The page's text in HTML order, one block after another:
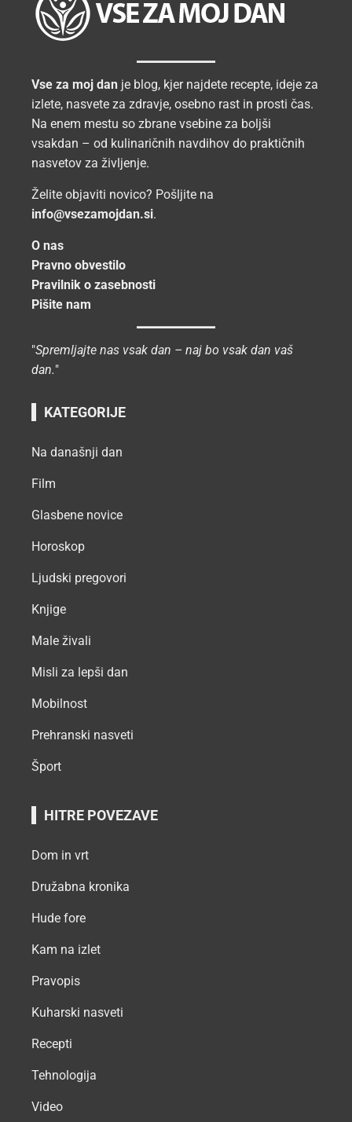
Vse za moj dan je blog, kjer najdete recepte, ideje za
izlete, nasvete za zdravje, osebno rast in prosti čas.
Na enem mestu so zbrane vsebine za boljši
vsakdan – od kulinaričnih navdihov do praktičnih
nasvetov za življenje.
Želite objaviti novico? Pošljite na
info@vsezamojdan.si.
O nas
Pravno obvestilo
Pravilnik o zasebnosti
Pišite nam
"Spremljajte nas vsak dan – naj bo vsak dan vaš
dan."
KATEGORIJE
Na današnji dan
Film
Glasbene novice
Horoskop
Ljudski pregovori
Knjige
Male živali
Misli za lepši dan
Mobilnost
Prehranski nasveti
Šport
HITRE POVEZAVE
Dom in vrt
Družabna kronika
Hude fore
Kam na izlet
Pravopis
Kuharski nasveti
Recepti
Tehnologija
Video